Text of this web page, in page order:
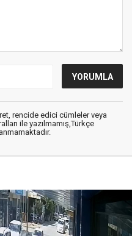
rencide edici cümleler veya
ile yazılmamış,Türkçe